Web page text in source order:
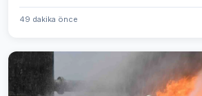
49 dakika önce